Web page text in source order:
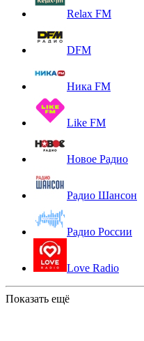
Relax FM
DFM
Ника FM
Like FM
Новое Радио
Радио Шансон
Радио России
Love Radio
Показать ещё